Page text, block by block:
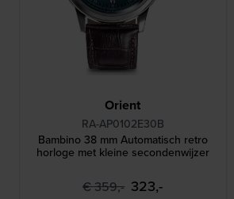
Orient
RA-AP0102E30B
Bambino 38 mm Automatisch retro
horloge met kleine secondenwijzer
€ 359,- 323,-